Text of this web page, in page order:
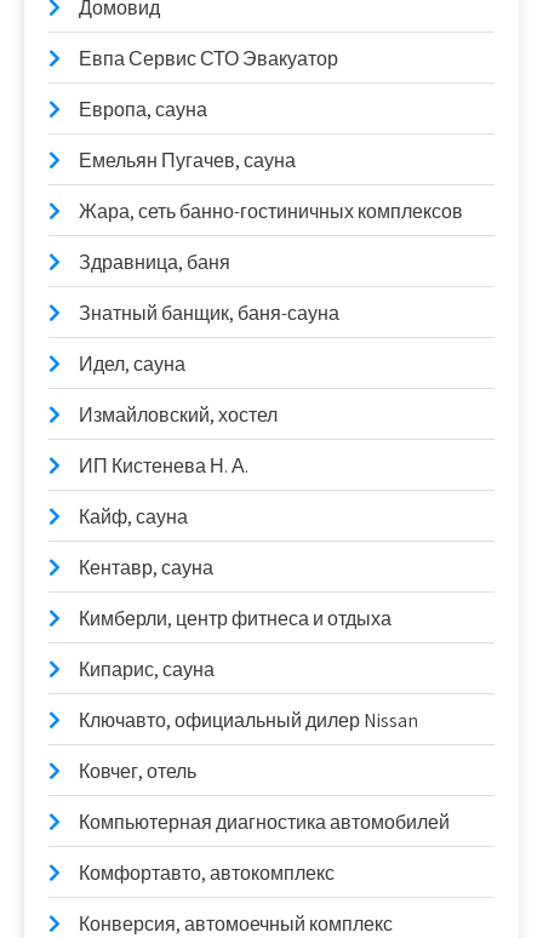
Домовид
Евпа Сервис СТО Эвакуатор
Европа, сауна
Емельян Пугачев, сауна
Жара, сеть банно-гостиничных комплексов
Здравница, баня
Знатный банщик, баня-сауна
Идел, сауна
Измайловский, хостел
ИП Кистенева Н. А.
Кайф, сауна
Кентавр, сауна
Кимберли, центр фитнеса и отдыха
Кипарис, сауна
Ключавто, официальный дилер Nissan
Ковчег, отель
Компьютерная диагностика автомобилей
Комфортавто, автокомплекс
Конверсия, автомоечный комплекс